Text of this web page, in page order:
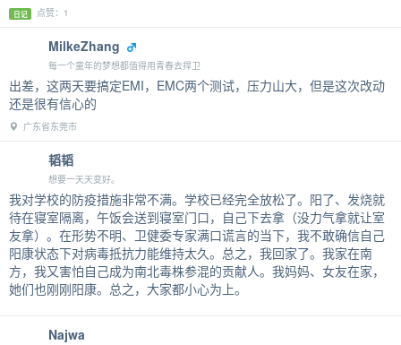
日记 点赞：1
MilkeZhang
每一个童年的梦想都值得用青春去捍卫
出差，这两天要搞定EMI，EMC两个测试，压力山大，但是这次改动
还是很有信心的
广东省东莞市
韬韬
想要一天天变好。
我对学校的防疫措施非常不满。学校已经完全放松了。阳了、发烧就
待在寝室隔离，午饭会送到寝室门口，自己下去拿（没力气拿就让室
友拿）。在形势不明、卫健委专家满口谎言的当下，我不敢确信自己
阳康状态下对病毒抵抗力能维持太久。总之，我回家了。我家在南
方，我又害怕自己成为南北毒株参混的贡献人。我妈妈、女友在家，
她们也刚刚阳康。总之，大家都小心为上。
Najwa